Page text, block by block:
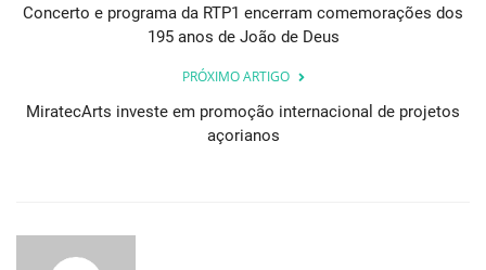
Concerto e programa da RTP1 encerram comemorações dos
195 anos de João de Deus
PRÓXIMO ARTIGO
MiratecArts investe em promoção internacional de projetos
açorianos